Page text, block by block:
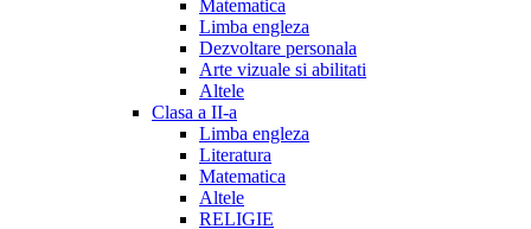
Matematica
Limba engleza
Dezvoltare personala
Arte vizuale si abilitati
Altele
Clasa a II-a
Limba engleza
Literatura
Matematica
Altele
RELIGIE